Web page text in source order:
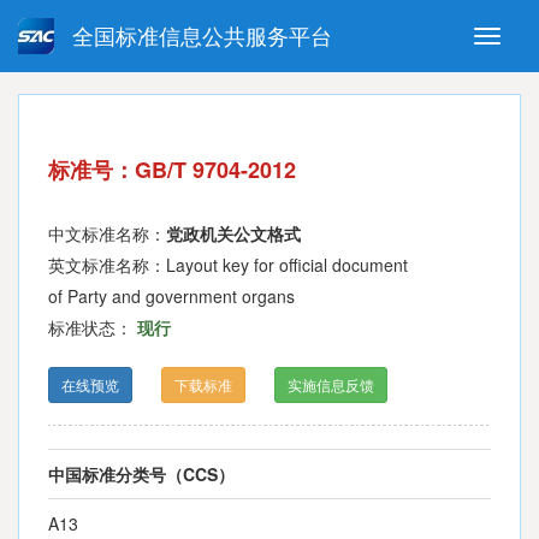
Toggle
全国标准信息公共服务平台
强制性国家标准 推荐性国家标准
指导性技术文件
标准号：GB/T 9704-2012
中文标准名称： 党政机关公文格式
英文标准名称：Layout key for official document
of Party and government organs
标准状态： 现行
在线预览 下载标准 实施信息反馈
中国标准分类号（CCS）
A13